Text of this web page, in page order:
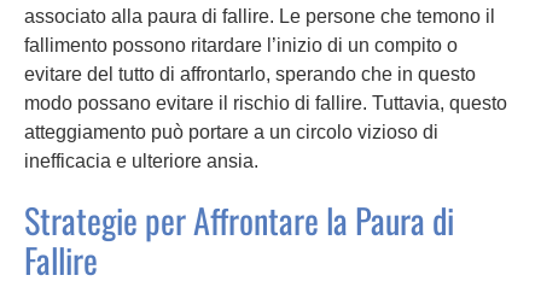
associato alla paura di fallire. Le persone che temono il
fallimento possono ritardare l’inizio di un compito o
evitare del tutto di affrontarlo, sperando che in questo
modo possano evitare il rischio di fallire. Tuttavia, questo
atteggiamento può portare a un circolo vizioso di
inefficacia e ulteriore ansia.
Strategie per Affrontare la Paura di
Fallire